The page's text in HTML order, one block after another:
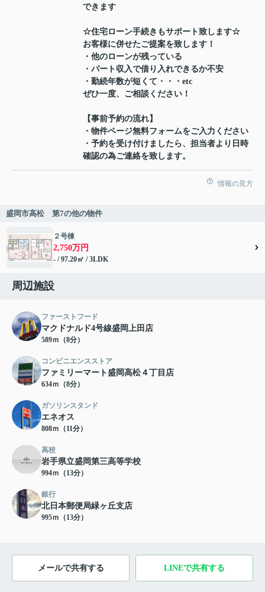
できます
☆住宅ローン手続きもサポート致します☆
お客様に併せたご提案を致します！
・他のローンが残っている
・パート収入で借り入れできるか不安
・勤続年数が短くて・・・etc
ぜひ一度、ご相談ください！
【事前予約の流れ】
・物件ページ無料フォームをご入力ください
・予約を受け付けましたら、担当者より日時
確認の為ご連絡を致します。
情報の見方
盛岡市高松 第7の他の物件
２号棟
2,750万円
- / 97.20㎡ / 3LDK
周辺施設
ファーストフード
マクドナルド4号線盛岡上田店
589ｍ（8分）
コンビニエンスストア
ファミリーマート盛岡高松４丁目店
634ｍ（8分）
ガソリンスタンド
エネオス
808ｍ（11分）
高校
岩手県立盛岡第三高等学校
994ｍ（13分）
銀行
北日本郵便局緑ヶ丘支店
995ｍ（13分）
メールで共有する LINEで共有する